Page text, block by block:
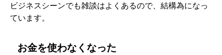
ビジネスシーンでも雑談はよくあるので、結構為になっ
ています。
お金を使わなくなった